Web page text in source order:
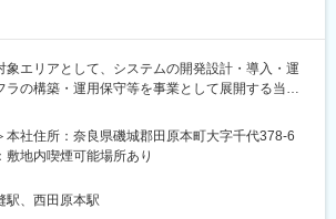
社の定める業務
チームは元エンジニアの方が多いかつ5名～10名
トが出来る環境がございます。
：
エンジニアが多数。しっかりとした共通認識と技
、アサイン先などを決定できます。
象エリアとして、システムの開発設計・導入・運
ラの構築・運用保守等を事業として展開する当社
開発／地元で長期就業歓迎！～
して2026年リリース予定の自社開発の業務システ
て、自社の開発体制を強化すべく、新たなプログ
本社住所：奈良県磯城郡田原本町大字千代378-6
敷地内喫煙可能場所あり
駅、西田原本駅